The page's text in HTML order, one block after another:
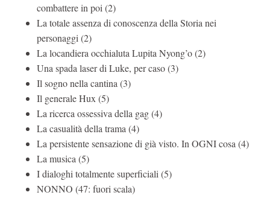
combattere in poi (2)
La totale assenza di conoscenza della Storia nei
personaggi (2)
La locandiera occhialuta Lupita Nyong’o (2)
Una spada laser di Luke, per caso (3)
Il sogno nella cantina (3)
Il generale Hux (5)
La ricerca ossessiva della gag (4)
La casualità della trama (4)
La persistente sensazione di già visto. In OGNI cosa (4)
La musica (5)
I dialoghi totalmente superficiali (5)
NONNO (47: fuori scala)